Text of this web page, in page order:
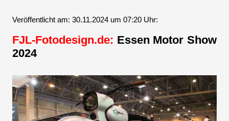
Veröffentlicht am: 30.11.2024 um 07:20 Uhr:
FJL-Fotodesign.de: Essen Motor Show
2024